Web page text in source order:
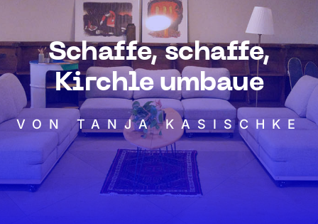
Schaffe, schaffe,
Kirchle umbaue
VON TANJA KASISCHKE